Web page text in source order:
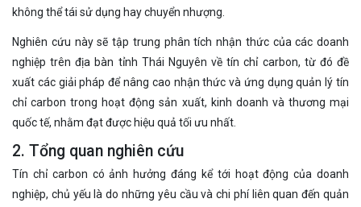
không thể tái sử dụng hay chuyển nhượng.
Nghiên cứu này sẽ tập trung phân tích nhận thức của các doanh
nghiệp trên địa bàn tỉnh Thái Nguyên về tín chỉ carbon, từ đó đề
xuất các giải pháp để nâng cao nhận thức và ứng dụng quản lý tín
chỉ carbon trong hoạt động sản xuất, kinh doanh và thương mại
quốc tế, nhằm đạt được hiệu quả tối ưu nhất.
2. Tổng quan nghiên cứu
Tín chỉ carbon có ảnh hưởng đáng kể tới hoạt động của doanh
nghiệp, chủ yếu là do những yêu cầu và chi phí liên quan đến quản